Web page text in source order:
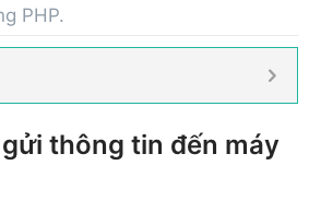
PHP.
thông tin đến máy